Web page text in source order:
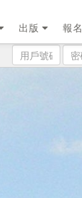
出版 報名
用
戶
密
碼